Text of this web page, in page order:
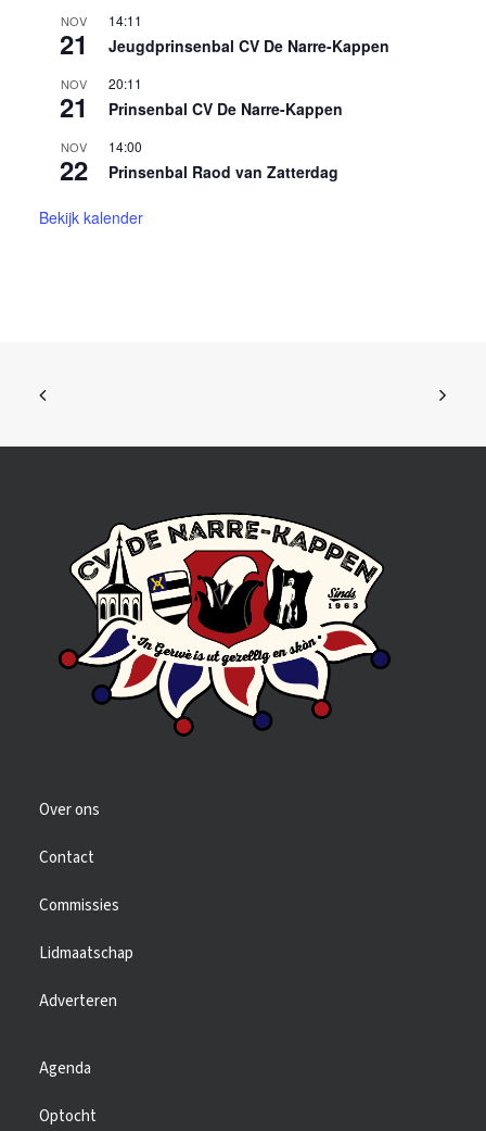
NOV
21
14:11
Jeugdprinsenbal CV De Narre-Kappen
NOV
21
20:11
Prinsenbal CV De Narre-Kappen
NOV
22
14:00
Prinsenbal Raod van Zatterdag
Bekijk kalender
Over ons
Contact
Commissies
Lidmaatschap
Adverteren
Agenda
Optocht